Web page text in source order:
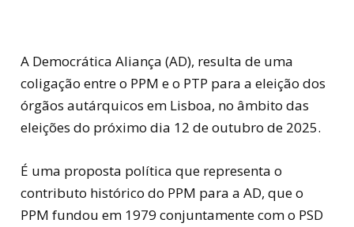
A Democrática Aliança (AD), resulta de uma
coligação entre o PPM e o PTP para a eleição dos
órgãos autárquicos em Lisboa, no âmbito das
eleições do próximo dia 12 de outubro de 2025.
É uma proposta política que representa o
contributo histórico do PPM para a AD, que o
PPM fundou em 1979 conjuntamente com o PSD